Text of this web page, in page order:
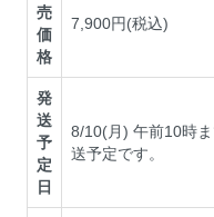
売
価
格
7,900円(税込)
発
送
予
定
日
8/10(月) 午前10時
送予定です。